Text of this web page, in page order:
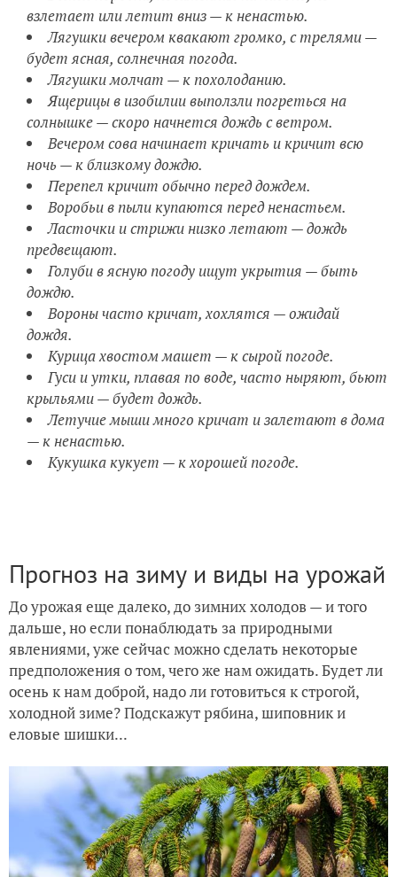
взлетает или летит вниз — к ненастью.
Лягушки вечером квакают громко, с трелями —
будет ясная, солнечная погода.
Лягушки молчат — к похолоданию.
Ящерицы в изобилии выползли погреться на
солнышке — скоро начнется дождь с ветром.
Вечером сова начинает кричать и кричит всю
ночь — к близкому дождю.
Перепел кричит обычно перед дождем.
Воробьи в пыли купаются перед ненастьем.
Ласточки и стрижи низко летают — дождь
предвещают.
Голуби в ясную погоду ищут укрытия — быть
дождю.
Вороны часто кричат, хохлятся — ожидай
дождя.
Курица хвостом машет — к сырой погоде.
Гуси и утки, плавая по воде, часто ныряют, бьют
крыльями — будет дождь.
Летучие мыши много кричат и залетают в дома
— к ненастью.
Кукушка кукует — к хорошей погоде.
Прогноз на зиму и виды на урожай
До урожая еще далеко, до зимних холодов — и того
дальше, но если понаблюдать за природными
явлениями, уже сейчас можно сделать некоторые
предположения о том, чего же нам ожидать. Будет ли
осень к нам доброй, надо ли готовиться к строгой,
холодной зиме? Подскажут рябина, шиповник и
еловые шишки...